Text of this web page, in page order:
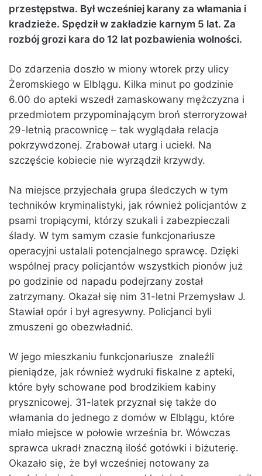
przestępstwa. Był wcześniej karany za włamania i
kradzieże. Spędził w zakładzie karnym 5 lat. Za
rozbój grozi kara do 12 lat pozbawienia wolności.
Do zdarzenia doszło w miony wtorek przy ulicy
Żeromskiego w Elblągu. Kilka minut po godzinie
6.00 do apteki wszedł zamaskowany mężczyzna i
przedmiotem przypominającym broń sterroryzował
29-letnią pracownicę – tak wyglądała relacja
pokrzywdzonej. Zrabował utarg i uciekł. Na
szczęście kobiecie nie wyrządził krzywdy.
Na miejsce przyjechała grupa śledczych w tym
techników kryminalistyki, jak również policjantów z
psami tropiącymi, którzy szukali i zabezpieczali
ślady. W tym samym czasie funkcjonariusze
operacyjni ustalali potencjalnego sprawcę. Dzięki
wspólnej pracy policjantów wszystkich pionów już
po godzinie od napadu podejrzany został
zatrzymany. Okazał się nim 31-letni Przemysław J.
Stawiał opór i był agresywny. Policjanci byli
zmuszeni go obezwładnić.
W jego mieszkaniu funkcjonariusze znaleźli
pieniądze, jak również wydruki fiskalne z apteki,
które były schowane pod brodzikiem kabiny
prysznicowej. 31-latek przyznał się także do
włamania do jednego z domów w Elblągu, które
miało miejsce w połowie września br. Wówczas
sprawca ukradł znaczną ilość gotówki i biżuterię.
Okazało się, że był wcześniej notowany za